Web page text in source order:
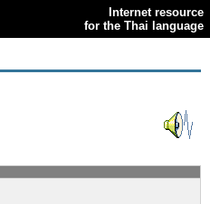
Internet resource
for the Thai language